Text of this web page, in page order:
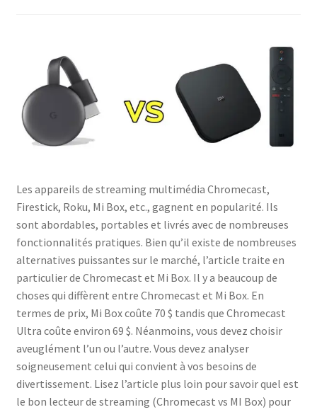
My account
Politique de confidentialité
Politique de confidentialité
Shop
Les appareils de streaming multimédia Chromecast,
Firestick, Roku, Mi Box, etc., gagnent en popularité. Ils
sont abordables, portables et livrés avec de nombreuses
fonctionnalités pratiques. Bien qu’il existe de nombreuses
alternatives puissantes sur le marché, l’article traite en
particulier de Chromecast et Mi Box. Il y a beaucoup de
choses qui diffèrent entre Chromecast et Mi Box. En
termes de prix, Mi Box coûte 70 $ tandis que Chromecast
Ultra coûte environ 69 $. Néanmoins, vous devez choisir
aveuglément l’un ou l’autre. Vous devez analyser
soigneusement celui qui convient à vos besoins de
divertissement. Lisez l’article plus loin pour savoir quel est
le bon lecteur de streaming (Chromecast vs MI Box) pour